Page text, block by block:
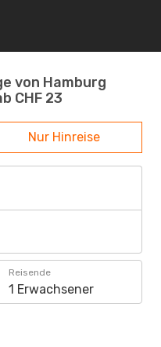
von Hamburg
CHF 23
Nur Hinreise
Reisende
1 Erwachsener